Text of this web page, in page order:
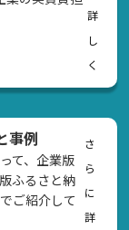
詳
し
く
事例
て、企業版
ふるさと納
ご紹介して
さ
ら
に
詳